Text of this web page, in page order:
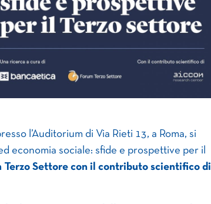
l’Auditorium di Via Rieti 13, a Roma, si
economia sociale: sfide e prospettive per il
Terzo Settore con il contributo scientifico di